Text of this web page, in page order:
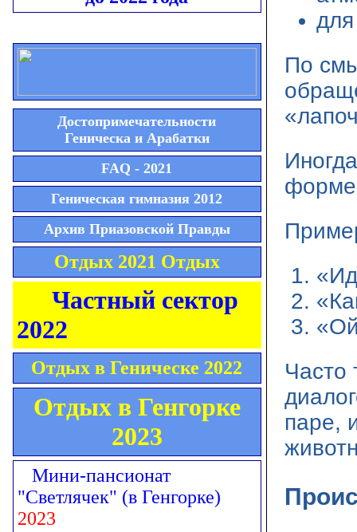
Достопримечательности
Геническа и Арабатки
FAQ - 2021
Геническая гимназия 2012
Архив Приазовской Правды
Отдых 2021 Отдых
Частный сектор
2022
Отдых в Геническе 2022
Отдых в Генгорке
2023
Мини-пансионат
"Светлячек" (в Генгорке)
2023
По
форме
Часто
паре,